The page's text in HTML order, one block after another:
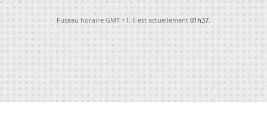
Fuseau horaire GMT +1. Il est actuellement01h37.